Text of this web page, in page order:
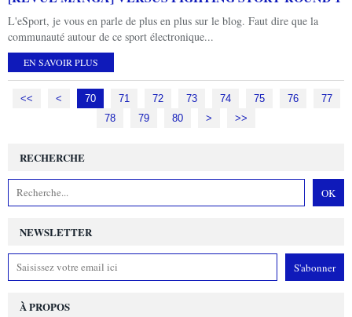
L'eSport, je vous en parle de plus en plus sur le blog. Faut dire que la
communauté autour de ce sport électronique...
EN SAVOIR PLUS
<< < 10
20
30
40
50
60
70 71 72 73 74 75 76
77
78
79 80 90
> >>
NEWSLETTER
RECHERCHE
À PROPOS